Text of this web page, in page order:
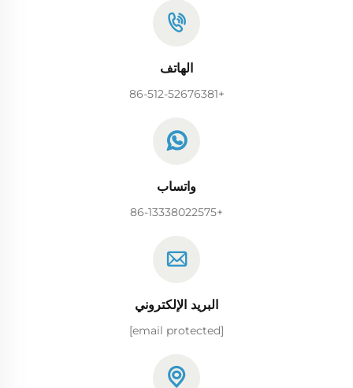
الهاتف
+86-512-52676381
واتساب
+86-13338022575
البريد الإلكتروني
[email protected]